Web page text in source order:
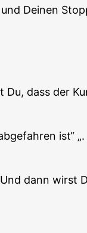
Dei­nen
Du, dass der
ist“
dann wirst